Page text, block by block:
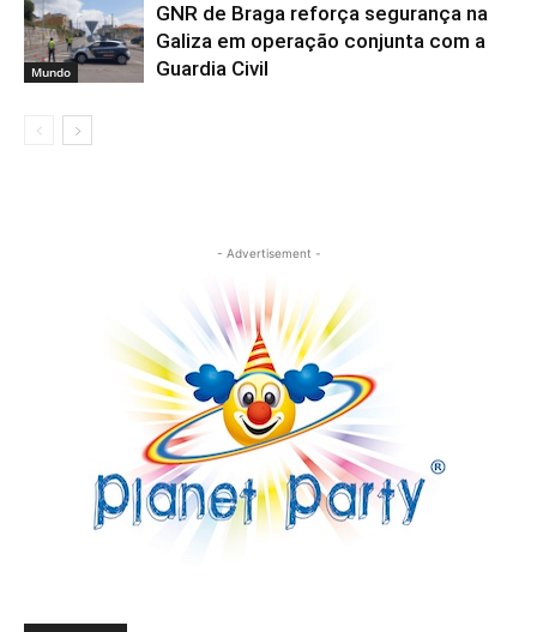
Mundo
GNR de Braga reforça segurança na
Galiza em operação conjunta com a
Guardia Civil
- Advertisement -